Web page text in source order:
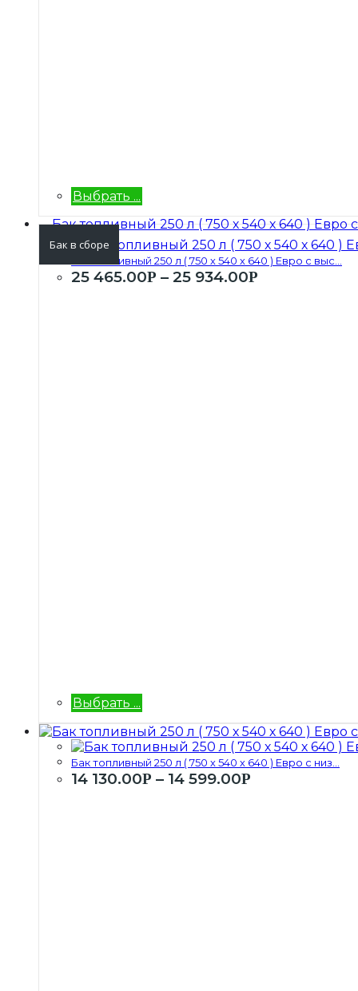
Выбрать ...
Бак в сборе
Бак топливный 250 л ( 750 х 540 х 640 ) Евро с выс...
25 465.00Р – 25 934.00Р
Выбрать ...
Бак топливный 250 л ( 750 х 540 х 640 ) Евро с низ...
14 130.00Р – 14 599.00Р